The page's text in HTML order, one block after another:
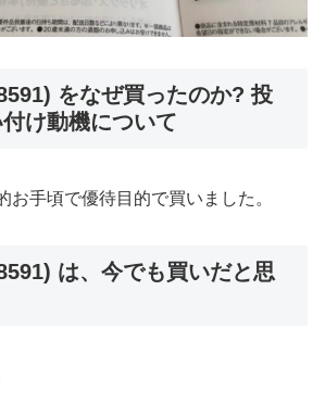
をなぜ買ったのか? 投
け動機について
お手頃で優待目的で買いました。
は、今でも買いだと思